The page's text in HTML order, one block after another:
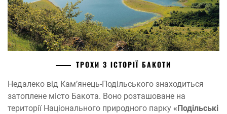
ТРОХИ З ІСТОРІЇ БАКОТИ
Недалеко від Кам’янець-Подільського знаходиться
затоплене місто Бакота. Воно розташоване на
території Національного природного парку «Подільські